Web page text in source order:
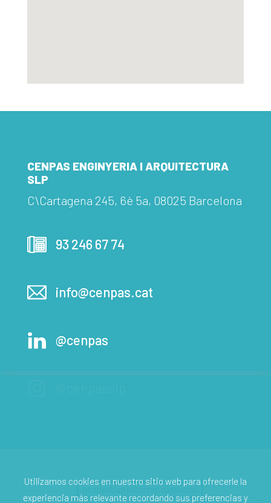
CENPAS ENGINYERIA I ARQUITECTURA
SLP
C\Cartagena 245, 6è 5a, 08025 Barcelona
93 246 67 74
info@cenpas.cat
@cenpas
Utilizamos cookies en nuestro sitio web para ofrecerle la
experiencia más relevante recordando sus preferencias y